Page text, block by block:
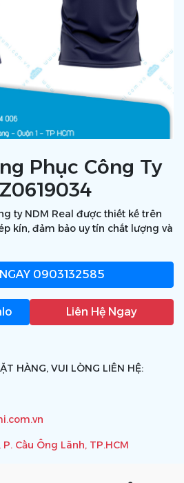
Phục Công Ty
ty NDM Real được thiết kế trên
kín, đảm bảo uy tín chất lượng và
0903132585
Liên Hệ Ngay
HÀNG, VUI LÒNG LIÊN HỆ:
Cầu Ông Lãnh, TP.HCM